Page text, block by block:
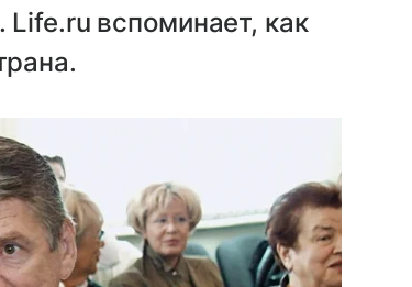
вспоминает, как